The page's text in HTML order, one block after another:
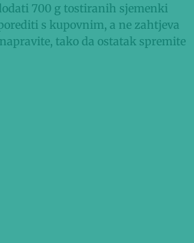
700 g tostiranih sjemenki
s kupovnim, a ne zahtjeva
tako da ostatak spremite